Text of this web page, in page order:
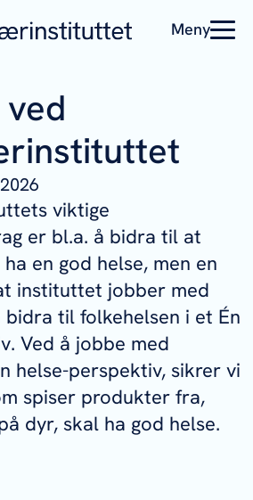
Meny
viktige
er bl.a. å bidra til at
en god helse, men en
instituttet jobber med
bidra til folkehelsen i et Én
Ved å jobbe med
helse-perspektiv, sikrer vi
spiser produkter fra,
dyr, skal ha god helse.